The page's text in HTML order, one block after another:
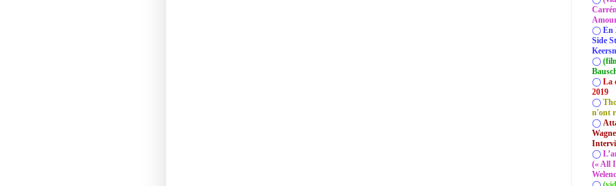
◯ En
Side
◯
◯ La
2019
◯
n'ont
◯
◯
(« All